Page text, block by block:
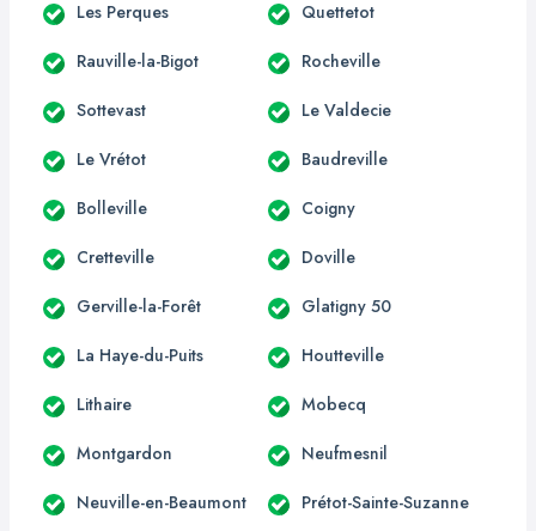
Les Perques Quettetot
Rauville-la-Bigot Rocheville
Sottevast Le Valdecie
Le Vrétot Baudreville
Bolleville Coigny
Cretteville Doville
Gerville-la-Forêt Glatigny 50
La Haye-du-Puits Houtteville
Lithaire Mobecq
Montgardon Neufmesnil
Neuville-en-Beaumont Prétot-Sainte-Suzanne